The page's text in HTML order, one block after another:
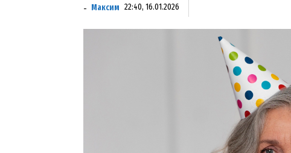
- Максим 22:40, 16.01.2026